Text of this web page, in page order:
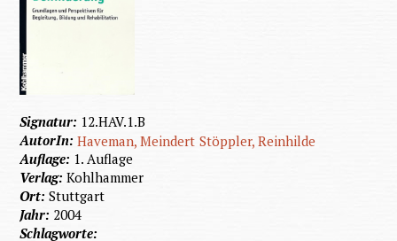
Signatur: 12.HAV.1.B
AutorIn:Haveman, Meindert Stöppler, Reinhilde
Auflage: 1. Auflage
Verlag:Kohlhammer
Ort:Stuttgart
Jahr: 2004
Schlagworte: